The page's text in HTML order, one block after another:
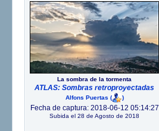
La sombra de la tormenta
ATLAS: Sombras retroproyectadas
Alfons Puertas ( )
Fecha de captura: 2018-06-12 05:14:27
Subida el 28 de Agosto de 2018